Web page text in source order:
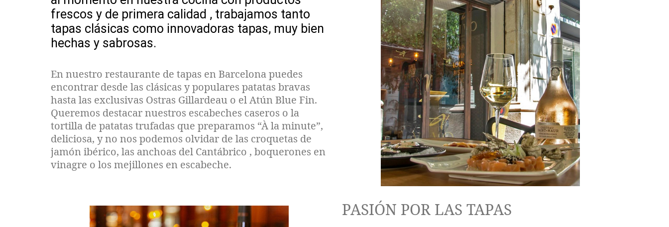
frescos y de primera calidad , trabajamos tanto
tapas clásicas como innovadoras tapas, muy bien
hechas y sabrosas.
En nuestro restaurante de tapas en Barcelona puedes
encontrar desde las clásicas y populares patatas bravas
hasta las exclusivas Ostras Gillardeau o el Atún Blue Fin.
Queremos destacar nuestros escabeches caseros o la
tortilla de patatas trufadas que preparamos “À la minute”,
deliciosa, y no nos podemos olvidar de las croquetas de
jamón ibérico, las anchoas del Cantábrico , boquerones en
vinagre o los mejillones en escabeche.
PASIÓN POR LAS TAPAS